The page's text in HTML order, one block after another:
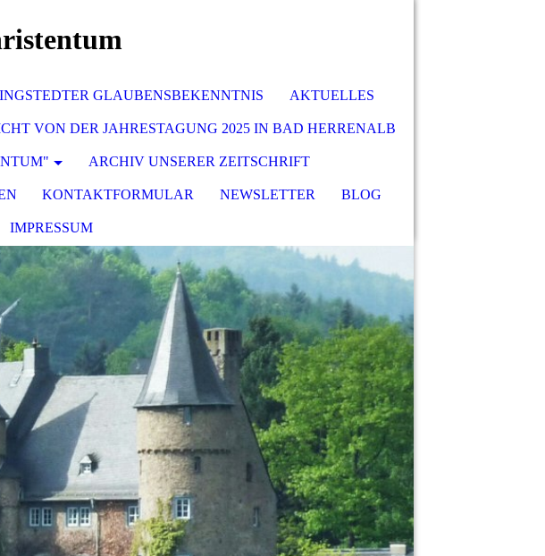
GLAUBENSBEKENNTNIS AKTUELLES
VON DER JAHRESTAGUNG 2025 IN BAD HERRENALB
ARCHIV UNSERER ZEITSCHRIFT
KONTAKTFORMULAR NEWSLETTER BLOG
IMPRESSUM